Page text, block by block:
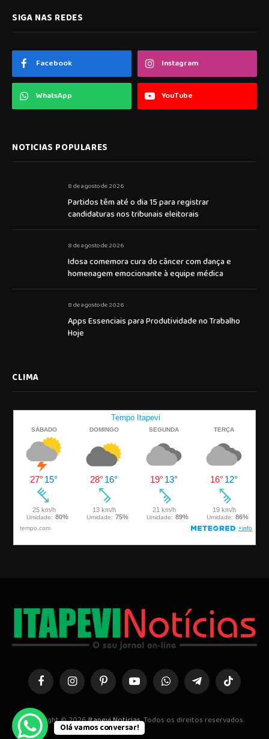
SIGA NAS REDES
Facebook Instagram
WhatsApp YouTube
NOTICIAS POPULARES
8 de agosto de 2026
Partidos têm até o dia 15 para registrar
candidaturas nos tribunais eleitorais
8 de agosto de 2026
Idosa comemora cura do câncer com dança e
homenagem emocionante à equipe médica
8 de agosto de 2026
Apps Essenciais para Produtividade no Trabalho
Hoje
CLIMA
FacebookInstagramPinterestYouTubeWhatsAppTelegramaTikTok
Copyright © 2026Itapevi Noticias. Todos os direitos reservados.
Olá vamos conversar!